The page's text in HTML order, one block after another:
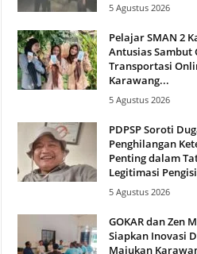
5 Agustus 2026
Pelajar SMAN 2
Antusias Sambut
Transportasi
Karawang...
5 Agustus 2026
PDPSP Soroti
Penghilangan
Penting dalam
Legitimasi
5 Agustus 2026
GOKAR dan Zen
Siapkan Inovasi
Majukan